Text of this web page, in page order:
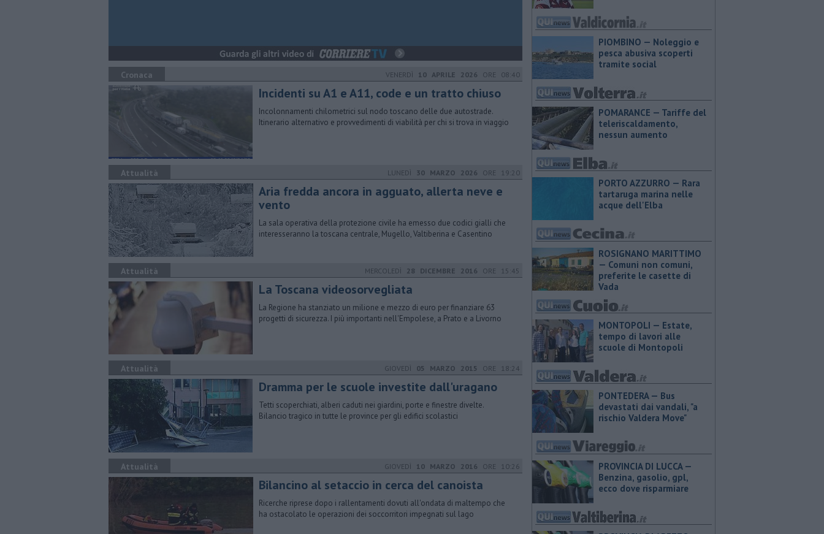
Cronaca VENERDÌ 10 APRILE 2026 ORE 08:40
Incidenti su A1 e A11, code e un tratto chiuso
Incolonnamenti chilometrici sul nodo toscano delle due autostrade.
Itinerario alternativo e provvedimenti di viabilità per chi si trova in viaggio
Attualità LUNEDÌ 30 MARZO 2026 ORE 19:20
Aria fredda ancora in agguato, allerta neve e
vento
La sala operativa della protezione civile ha emesso due codici gialli che
interesseranno la toscana centrale, Mugello, Valtiberina e Casentino
Attualità MERCOLEDÌ 28 DICEMBRE 2016 ORE 15:45
La Toscana videosorvegliata
La Regione ha stanziato un milione e mezzo di euro per finanziare 63
progetti di sicurezza. I più importanti nell'Empolese, a Prato e a Livorno
Attualità GIOVEDÌ 05 MARZO 2015 ORE 18:24
Dramma per le scuole investite dall'uragano
Tetti scoperchiati, alberi caduti nei giardini, porte e finestre divelte.
Bilancio tragico in tutte le province per gli edifici scolastici
Attualità GIOVEDÌ 10 MARZO 2016 ORE 10:26
Bilancino al setaccio in cerca del canoista
Ricerche riprese dopo i rallentamenti dovuti all'ondata di maltempo che
ha ostacolato le operazioni dei soccorritori impegnati sul lago
PIOMBINO — Noleggio e
pesca abusiva scoperti
tramite social
POMARANCE — Tariffe del
teleriscaldamento,
nessun aumento
PORTO AZZURRO — Rara
tartaruga marina nelle
acque dell'Elba
ROSIGNANO MARITTIMO
— Comuni non comuni,
preferite le casette di
Vada
MONTOPOLI — Estate,
tempo di lavori alle
scuole di Montopoli
PONTEDERA — Bus
devastati dai vandali, "a
rischio Valdera Move"
PROVINCIA DI LUCCA — ​
Benzina, gasolio, gpl,
ecco dove risparmiare